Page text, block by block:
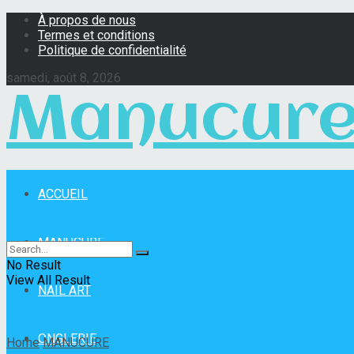
À propos de nous
Termes et conditions
Politique de confidentialité
samedi, août 8, 2026
ACCUEIL
MANUCURE
NAIL ART
ONGLERIE
No Result
View All Result
Home MANUCURE